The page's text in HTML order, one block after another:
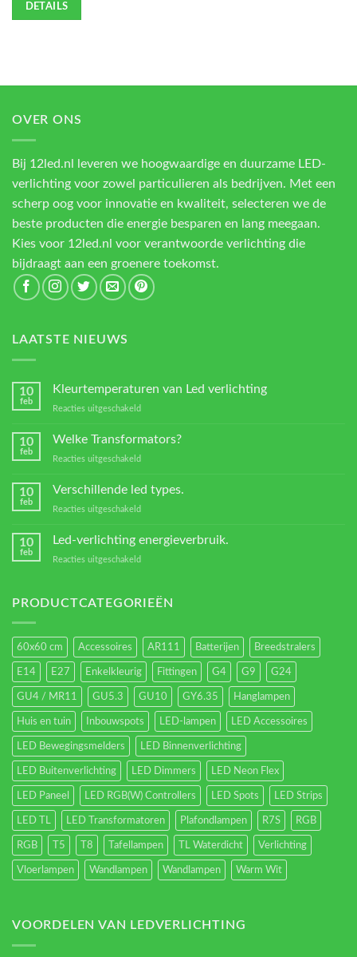
DETAILS
OVER ONS
Bij 12led.nl leveren we hoogwaardige en duurzame LED-
verlichting voor zowel particulieren als bedrijven. Met een
scherp oog voor innovatie en kwaliteit, selecteren we de
beste producten die energie besparen en lang meegaan.
Kies voor 12led.nl voor verantwoorde verlichting die
bijdraagt aan een groenere toekomst.
LAATSTE NIEUWS
10
feb
Kleurtemperaturen van Led verlichting
Reacties uitgeschakeld
verlichting
10
feb
Welke Transformators?
Reacties uitgeschakeld
Transformators?
10
feb
Verschillende led types.
Reacties uitgeschakeld
10
feb
Led-verlichting energieverbruik.
Reacties uitgeschakeld
energieverbruik.
PRODUCTCATEGORIEËN
60x60 cm Accessoires AR111 Batterijen Breedstralers
E14 E27 Enkelkleurig Fittingen G4 G9 G24
GU4 / MR11 GU5.3 GU10 GY6.35 Hanglampen
Huis en tuin Inbouwspots LED-lampen LED Accessoires
LED Bewegingsmelders LED Binnenverlichting
LED Buitenverlichting LED Dimmers LED Neon Flex
LED Paneel LED RGB(W) Controllers LED Spots LED Strips
LED TL LED Transformatoren Plafondlampen R7S RGB
RGB T5 T8 Tafellampen TL Waterdicht Verlichting
Vloerlampen Wandlampen Wandlampen Warm Wit
VOORDELEN VAN LEDVERLICHTING